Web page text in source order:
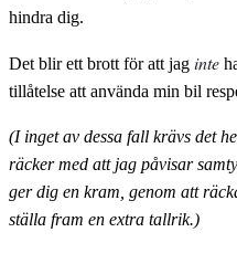
hindra dig.
Det blir ett brott för att jag inte
tillåtelse att använda min bil
(I inget av dessa fall krävs det
räcker med att jag påvisar
ger dig en kram, genom att
ställa fram en extra tallrik.)